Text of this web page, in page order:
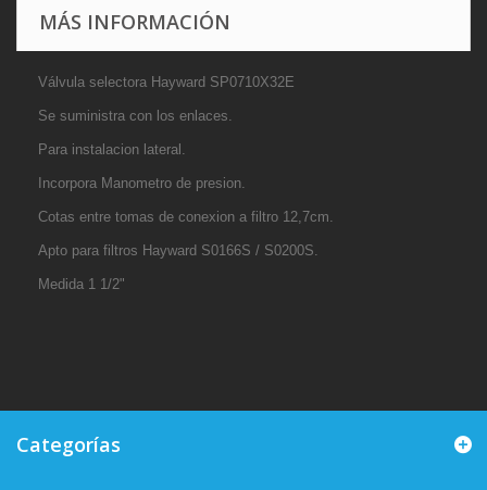
MÁS INFORMACIÓN
Válvula selectora Hayward SP0710X32E
Se suministra con los enlaces.
Para instalacion lateral.
Incorpora Manometro de presion.
Cotas entre tomas de conexion a filtro 12,7cm.
Apto para filtros Hayward S0166S / S0200S.
Medida 1 1/2"
Categorías